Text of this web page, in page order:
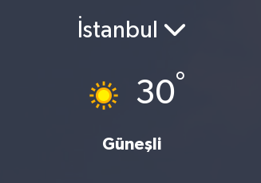
İstanbul
30°
Güneşli